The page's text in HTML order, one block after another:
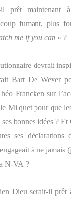
il prêt maintenant
fumant, plus
me if you can » ?
devrait
Bart De Wever
Francken sur
Milquet pour que
ses bonnes idées ?
ses déclarations
à ne jamais
N-VA ?
Dieu serait-il prêt